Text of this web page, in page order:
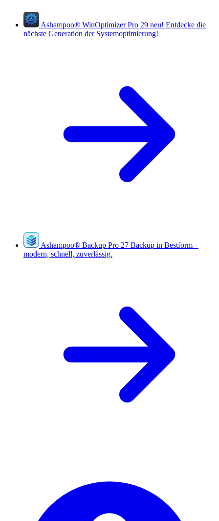
Ashampoo® WinOptimizer Pro 29 neu! Entdecke die
nächste Generation der Systemoptimierung!
Ashampoo® Backup Pro 27 Backup in Bestform –
modern, schnell, zuverlässig.